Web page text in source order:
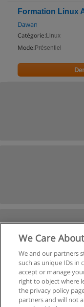
Formation Linux
Dawan
Catégorie: Linux
Mode: Présentiel
We Care
We and our partners
such as unique IDs in
accept or manage
right to object where
the privacy policy
partners and will not